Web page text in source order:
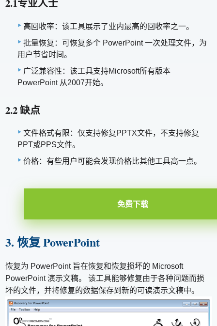
高回收率：该工具展示了业内最高的回收率之一。
批量恢复：可恢复多个 PowerPoint 一次处理文件，为
用户节省时间。
广泛兼容性：该工具支持Microsoft所有版本
PowerPoint 从2007开始。
2.2 缺点
文件格式有限：仅支持修复PPTX文件，不支持修复
PPT或PPS文件。
价格：有些用户可能会发现价格比其他工具高一点。
免费下载
3. 恢复 PowerPoint
恢复为 PowerPoint 旨在恢复和恢复损坏的 Microsoft
PowerPoint 演示文稿。 该工具能够修复由于各种问题而损
坏的文件，并将修复的数据保存到新的可读演示文稿中。